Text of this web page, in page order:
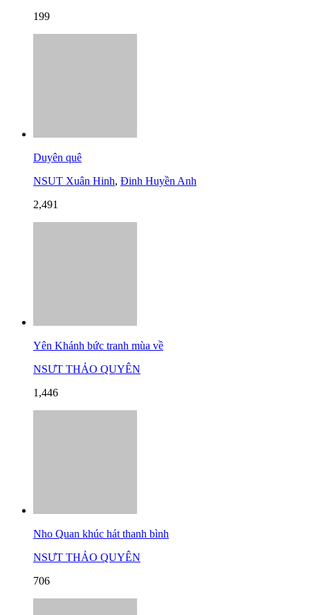
199
Duyên quê
NSUT Xuân Hinh, Đinh Huyền Anh
2,491
Yên Khánh bức tranh mùa về
NSƯT THẢO QUYÊN
1,446
Nho Quan khúc hát thanh bình
NSƯT THẢO QUYÊN
706